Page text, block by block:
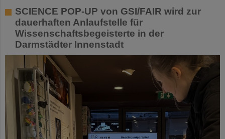
SCIENCE POP-UP von GSI/FAIR wird zur
dauerhaften Anlaufstelle für
Wissenschaftsbegeisterte in der
Darmstädter Innenstadt